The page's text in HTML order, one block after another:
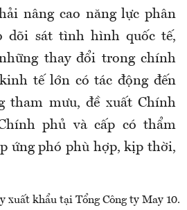
nâng cao năng lực phân
dõi sát tình hình quốc tế,
thay đổi trong chính
tế lớn có tác động đến
tham mưu, đề xuất Chính
phủ và cấp có thẩm
ứng phó phù hợp, kịp thời,